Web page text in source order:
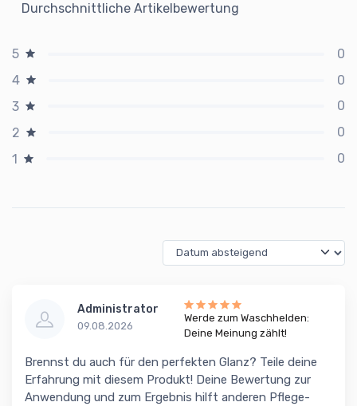
Durchschnittliche Artikelbewertung
5
0
4
0
3
0
2
0
1
0
Administrator
09.08.2026
Werde zum Waschhelden:
Deine Meinung zählt!
Brennst du auch für den perfekten Glanz? Teile deine
Erfahrung mit diesem Produkt! Deine Bewertung zur
Anwendung und zum Ergebnis hilft anderen Pflege-